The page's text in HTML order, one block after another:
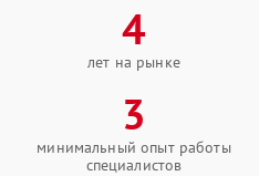
4
лет на рынке
3
минимальный опыт работы
специалистов